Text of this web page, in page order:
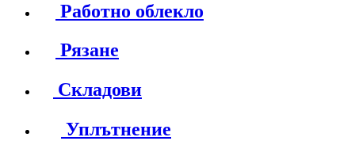
Работно облекло
Рязане
Складови
Уплътнение